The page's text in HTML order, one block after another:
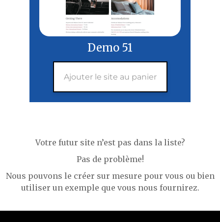
Demo 51
Ajouter le site au panier
Votre futur site n’est pas dans la liste?
Pas de problème!
Nous pouvons le créer sur mesure pour vous ou bien
utiliser un exemple que vous nous fournirez.